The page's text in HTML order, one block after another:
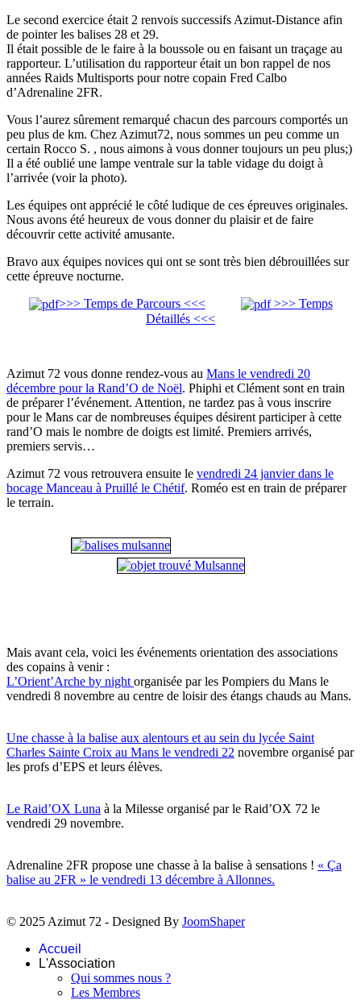
Le second exercice était 2 renvois successifs Azimut-Distance afin
de pointer les balises 28 et 29.
Il était possible de le faire à la boussole ou en faisant un traçage au
rapporteur. L’utilisation du rapporteur était un bon rappel de nos
années Raids Multisports pour notre copain Fred Calbo
d’Adrenaline 2FR.
Vous l’aurez sûrement remarqué chacun des parcours comportés un
peu plus de km. Chez Azimut72, nous sommes un peu comme un
certain Rocco S. , nous aimons à vous donner toujours un peu plus;)
Il a été oublié une lampe ventrale sur la table vidage du doigt à
l’arrivée (voir la photo).
Les équipes ont apprécié le côté ludique de ces épreuves originales.
Nous avons été heureux de vous donner du plaisir et de faire
découvrir cette activité amusante.
Bravo aux équipes novices qui ont se sont très bien débrouillées sur
cette épreuve nocturne.
>>> Temps de Parcours <<<
>>> Temps
Détaillés <<<
Azimut 72 vous donne rendez-vous au Mans le vendredi 20
décembre pour la Rand’O de Noël. Phiphi et Clément sont en train
de préparer l’événement. Attention, ne tardez pas à vous inscrire
pour le Mans car de nombreuses équipes désirent participer à cette
rand’O mais le nombre de doigts est limité. Premiers arrivés,
premiers servis…
Azimut 72 vous retrouvera ensuite le vendredi 24 janvier dans le
bocage Manceau à Pruillé le Chétif. Roméo est en train de préparer
le terrain.
Mais avant cela, voici les événements orientation des associations
des copains à venir :
L’Orient’Arche by night organisée par les Pompiers du Mans le
vendredi 8 novembre au centre de loisir des étangs chauds au Mans.
Une chasse à la balise aux alentours et au sein du lycée Saint
Charles Sainte Croix au Mans le vendredi 22 novembre organisé par
les profs d’EPS et leurs élèves.
Le Raid’OX Luna à la Milesse organisé par le Raid’OX 72 le
vendredi 29 novembre.
Adrenaline 2FR propose une chasse à la balise à sensations ! « Ça
balise au 2FR » le vendredi 13 décembre à Allonnes.
© 2025 Azimut 72 - Designed By JoomShaper
Accueil
L'Association
Qui sommes nous ?
Les Membres